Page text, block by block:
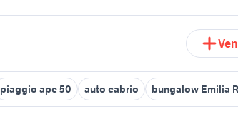
piaggio ape 50 auto cabrio bungalow Emilia